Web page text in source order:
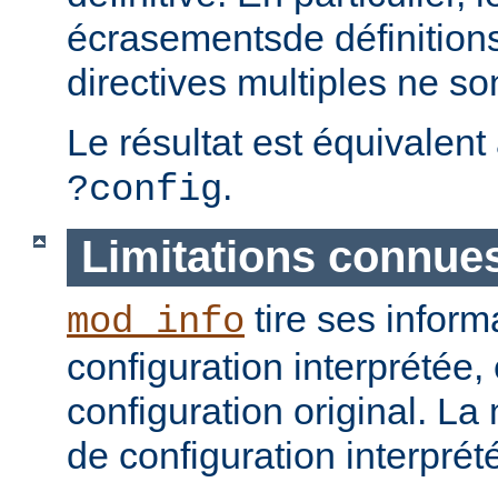
écrasementsde
directives multiples ne
Le résultat est
?config.
Limitations
mod_info tire ses
configuration
configuration original. La
de configuration